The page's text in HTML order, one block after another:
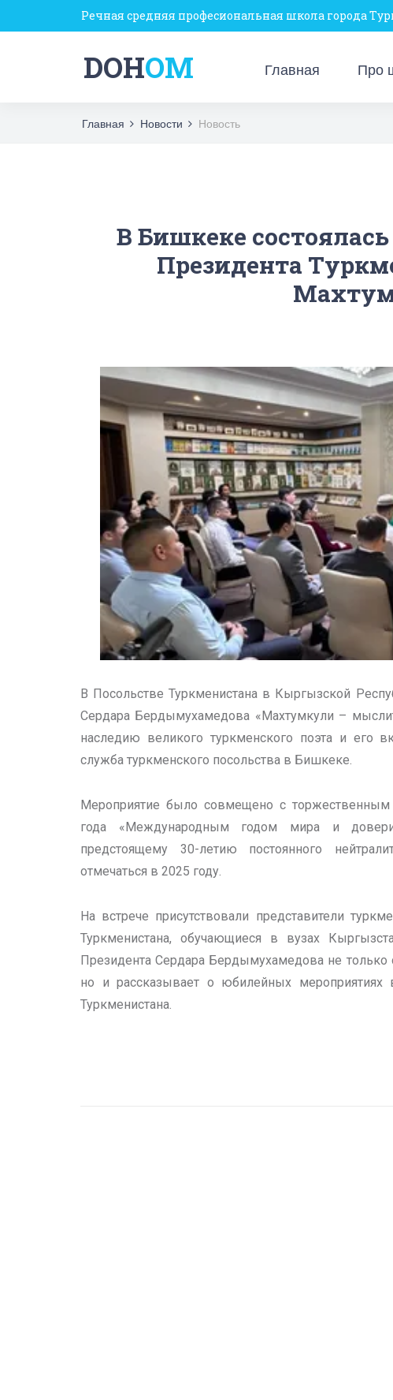
Речная средняя професиональная школа города
DOHOM Главная Про
Главная Новости Новость
В Бишкеке
Президента
В Посольстве Туркменистана в Кыргызской
Сердара Бердымухамедова «Махтумкули –
наследию великого туркменского поэта и его
служба туркменского посольства в Бишкеке.
Мероприятие было совмещено с
года «Международным годом мира и
предстоящему 30-летию постоянного
отмечаться в 2025 году.
На встрече присутствовали представители
Туркменистана, обучающиеся в вузах
Президента Сердара Бердымухамедова не только
но и рассказывает о юбилейных мероприятиях
Туркменистана.